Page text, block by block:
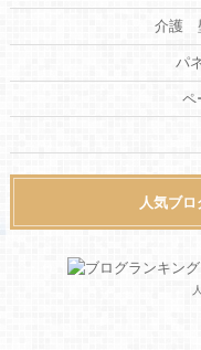
介護
パ
ペ
人気ブ